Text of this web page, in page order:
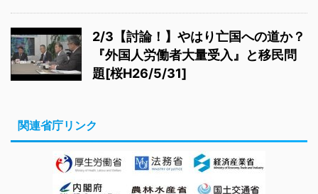
2/3【討論！】やはり亡国への道か？
『外国人労働者大量受入』と移民問
題[桜H26/5/31]
関連省庁リンク